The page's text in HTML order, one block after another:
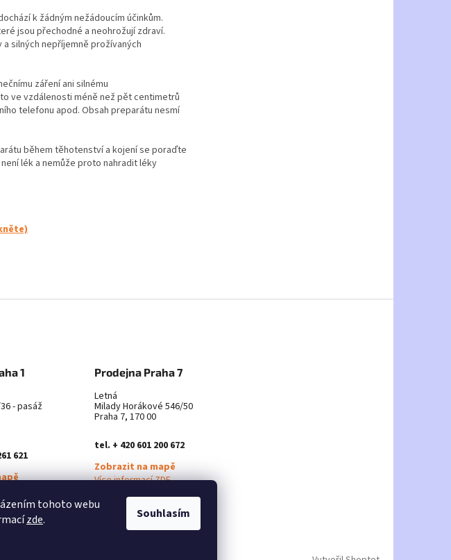
tohoto webu
zde. Souhlasím
k žádným nežádoucím účinkům.
jsou přechodné a neohrožují zdraví.
silných nepříjemně prožívaných
záření ani silnému
ve vzdálenosti méně než pět centimetrů
telefonu apod. Obsah preparátu nesmí
během těhotenství a kojení se poraďte
lék a nemůže proto nahradit léky
1
- pasáž
621
Prodejna Praha 7
Letná
Milady Horákové 546/50
Praha 7, 170 00
tel. + 420 601 200 672
Zobrazit na mapě
Více informací ZDE